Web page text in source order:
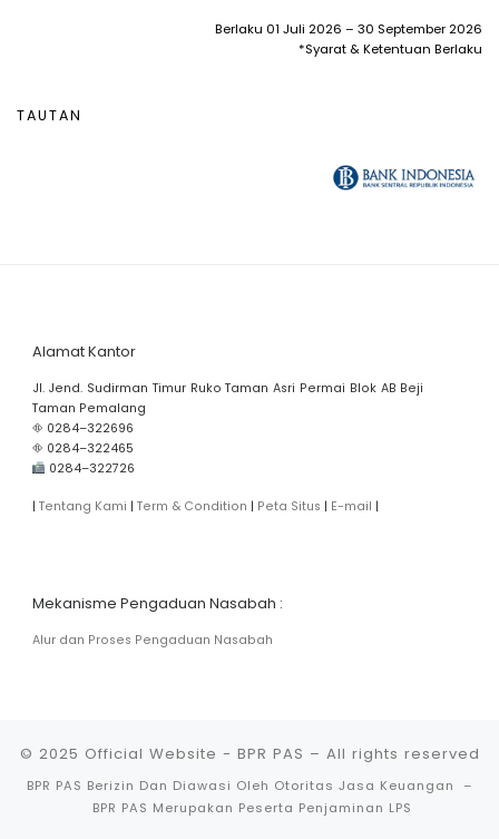
Tabungan Simpel ..... 0,00%
Tabungan Rencana PAS A. Tabungan
Tabungan Simpel ..... 0,00%
Berlaku 01 Juli 2026 – 30 September 2026
*Syarat & Ketentuan Berlaku
TAUTAN
Alamat Kantor
Jl. Jend. Sudirman Timur Ruko Taman Asri Permai Blok AB Beji
Taman Pemalang
⛗ 0284–322696
⛗ 0284–322465
0284–322726
| Tentang Kami | Term & Condition | Peta Situs | E-mail |
Mekanisme Pengaduan Nasabah :
Alur dan Proses Pengaduan Nasabah
© 2025 Official Website - BPR PAS – All rights reserved
BPR PAS Berizin Dan Diawasi Oleh Otoritas Jasa Keuangan
–
BPR PAS Merupakan Peserta Penjaminan LPS